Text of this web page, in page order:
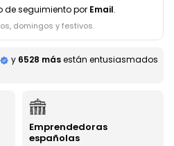
de seguimiento por Email.
domingos y festivos.
y 6528 másestán entusiasmados
Emprendedoras
españolas